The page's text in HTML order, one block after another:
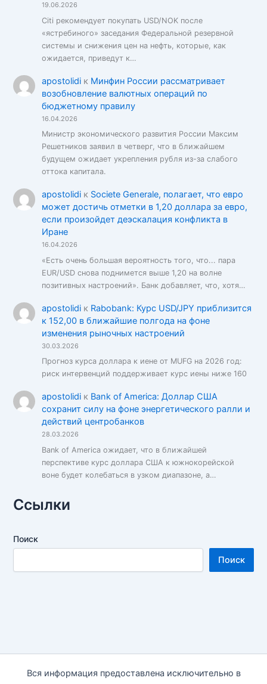
19.06.2026
Citi рекомендует покупать USD/NOK после
«ястребиного» заседания Федеральной резервной
системы и снижения цен на нефть, которые, как
ожидается, приведут к…
apostolidiк Минфин России рассматривает
возобновление валютных операций по
бюджетному правилу
16.04.2026
Министр экономического развития России Максим
Решетников заявил в четверг, что в ближайшем
будущем ожидает укрепления рубля из-за слабого
оттока капитала.
apostolidiк Societe Generale, полагает, что евро
может достичь отметки в 1,20 доллара за евро,
если произойдет деэскалация конфликта в
Иране
16.04.2026
«Есть очень большая вероятность того, что... пара
EUR/USD снова поднимется выше 1,20 на волне
позитивных настроений». Банк добавляет, что, хотя…
apostolidiк Rabobank: Курс USD/JPY приблизится
к 152,00 в ближайшие полгода на фоне
изменения рыночных настроений
30.03.2026
Прогноз курса доллара к иене от MUFG на 2026 год:
риск интервенций поддерживает курс иены ниже 160
apostolidiк Bank of America: Доллар США
сохранит силу на фоне энергетического ралли и
действий центробанков
28.03.2026
Bank of America ожидает, что в ближайшей
перспективе курс доллара США к южнокорейской
воне будет колебаться в узком диапазоне, а…
Ссылки
Поиск
Поиск
Вся информация предоставлена исключительно в